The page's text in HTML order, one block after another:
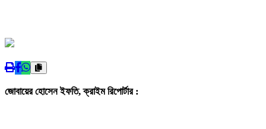
জোবায়ের হোসেন ইফতি, ক্রাইম রিপোর্টার :